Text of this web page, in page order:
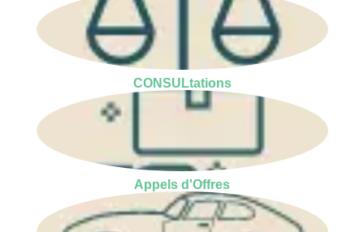
CONSULtations
Appels d'Offres